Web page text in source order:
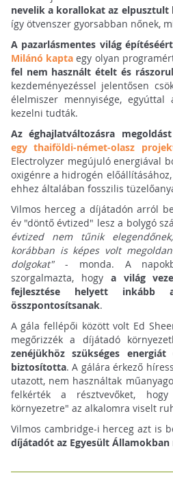
nevelik a korallokat az
így ötvenszer gyorsabban nőnek,
A pazarlásmentes világ
Milánó kapta egy olyan
fel nem használt ételt és
kezdeményezéssel jelentősen
élelmiszer mennyisége,
kezelni tudták.
Az éghajlatváltozásra
egy thaiföldi-német-olasz
Electrolyzer megújuló energiával
oxigénre a hidrogén
ehhez általában fosszilis
Vilmos herceg a díjátadón arról
év "döntő évtized" lesz a bolygó
évtized nem tűnik
korábban is képes volt
dolgokat"- monda. A
szorgalmazta, hogy a világ
fejlesztése helyett inkább
összpontosítsanak.
A gála fellépői között volt Ed
megőrizzék a díjátadó
zenéjükhöz szükséges
biztosította. A gálára érkező
utazott, nem használtak
felkérték a résztvevőket,
környezetre" az alkalomra viselt
Vilmos cambridge-i herceg azt is
díjátadót az Egyesült Államokban